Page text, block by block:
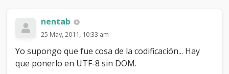
nentab
25 May, 2011, 10:33 am
Yo supongo que fue cosa de la codificación... Hay
que ponerlo en UTF-8 sin DOM.